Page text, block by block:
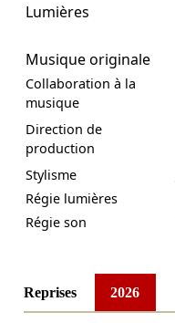
Lumières
Musique originale
Collaboration à la
musique
Direction de
production
Stylisme
Régie lumières
Régie son
Reprises 2026